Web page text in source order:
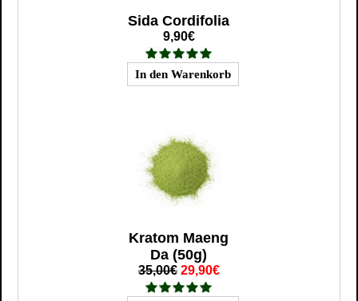
Sida Cordifolia
9,90€
Kratom Maeng
Da (50g)
35,00€ 29,90€